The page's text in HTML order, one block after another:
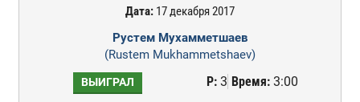
Дата:17 декабря 2017
Рустем Мухамметшаев
(Rustem Mukhammetshaev)
ВЫИГРАЛ Р:3 Время:3:00